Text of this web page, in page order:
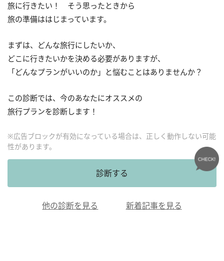
旅に行きたい！ そう思ったときから
旅の準備ははじまっています。
まずは、どんな旅行にしたいか、
どこに行きたいかを決める必要がありますが、
「どんなプランがいいのか」と悩むことはありませんか？
この診断では、今のあなたにオススメの
旅行プランを診断します！
※広告ブロックが有効になっている場合は、正しく動作しない可能
性があります。
診断する
他の診断を見る 新着記事を見る